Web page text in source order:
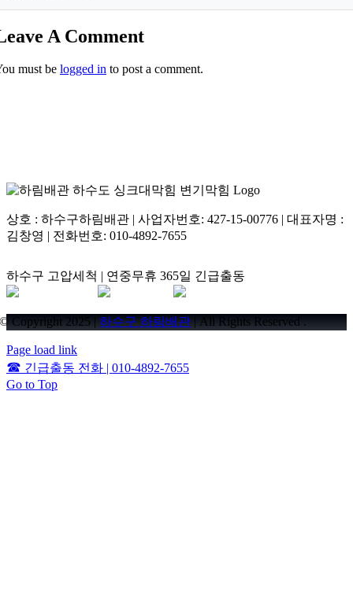
지만 이는 배관 입구의 가벼운 슬러지를 일부 녹이는 정도입니
다. 만약 배관 깊은 곳까지 기름때가 경화되어 쌓였다다면, 약품
만으로는 근본적인 해결이 어렵고 금방 재발할 수 있습니다.
A: 인창동 고객님, 가정용 도구로는 배관의 굴곡진 부분이나 깊
다면 이미 배관이 꽉 막혔다는 신호입니다. 이때는 무리하게 쑤
A Comment
must be logged in to post a comment.
상호 : 하수구하림배관 | 사업자번호: 427-15-00776 | 대표자명 :
김창영 | 전화번호: 010-4892-7655
하수구 고압세척 | 연중무휴 365일 긴급출동
© Copyright 2025 |하수구 하림배관 | All Rights Reserved .
Page load link
☎ 긴급출동 전화 | 010-4892-7655
Go to Top